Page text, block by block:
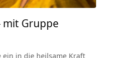
mit Gruppe
ein in die heilsame Kraft